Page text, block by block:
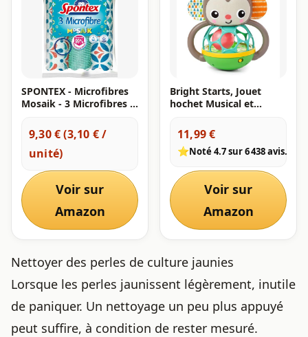
SPONTEX - Microfibres
Mosaik - 3 Microfibres -
9,30 € (3,10 € /
unité)
Voir sur
Amazon
Bright Starts, Jouet
hochet Musical et
Monkey, avec Oball
Attrape Facile, pour
Enfants de 6 Mois et
11,99 €
⭐Noté 4.7 sur 6 438 avis.
Voir sur
Amazon
Nettoyer des perles de culture jaunies
Lorsque les perles jaunissent légèrement, inutile
de paniquer. Un nettoyage un peu plus appuyé
peut suffire, à condition de rester mesuré.